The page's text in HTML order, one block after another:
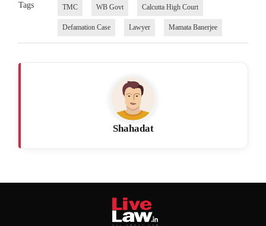
Tags TMC WB Govt Calcutta High Court
Defamation Case Lawyer Mamata Banerjee
Shahadat